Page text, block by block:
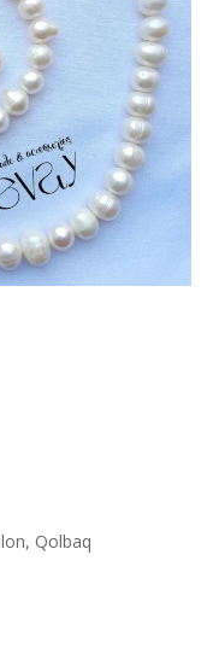
Qolbaq